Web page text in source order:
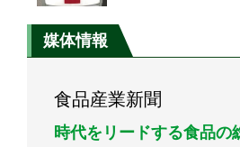
媒体情報
食品産業新聞
時代をリードする食品の